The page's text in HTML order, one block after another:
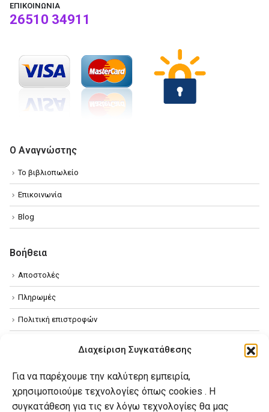
Διαχείριση Συγκατάθεσης
Για να παρέχουμε την καλύτερη εμπειρία,
χρησιμοποιούμε τεχνολογίες όπως cookies . Η
συγκατάθεση για τις εν λόγω τεχνολογίες θα μας
ΕΠΙΚΟΙΝΩΝΊΑ
26510 34911
Ο Αναγνώστης
Το βιβλιοπωλείο
Επικοινωνία
Blog
Βοήθεια
Αποστολές
Πληρωμές
Πολιτική επιστροφών
Πολιτική Cookies